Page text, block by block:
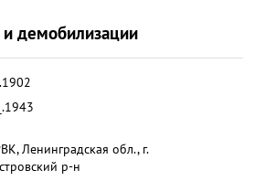
демобилизации
Ленинградская обл., г.
р-н